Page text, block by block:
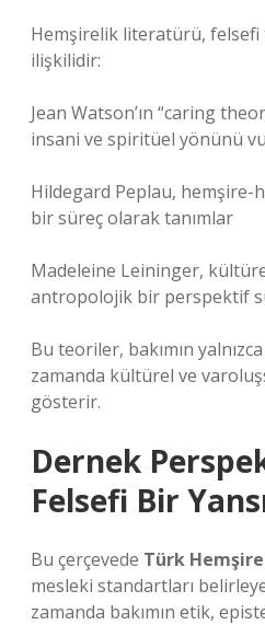
Hemşirelik literatürü,
ilişkilidir:
Jean Watson’ın “caring
insani ve spiritüel yönünü
Hildegard Peplau,
bir süreç olarak tanımlar
Madeleine Leininger,
antropolojik bir perspektif
Bu teoriler, bakımın
zamanda kültürel ve
gösterir.
Dernek
Felsefi Bir
Bu çerçevede Türk
mesleki standartları
zamanda bakımın etik,